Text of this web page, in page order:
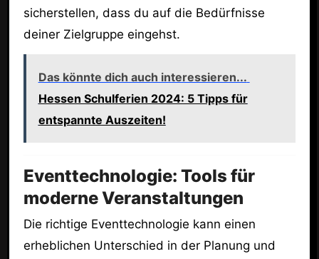
sicherstellen, dass du auf die Bedürfnisse
deiner Zielgruppe eingehst.
Das könnte dich auch interessieren...
Hessen Schulferien 2024: 5 Tipps für
entspannte Auszeiten!
Eventtechnologie: Tools für
moderne Veranstaltungen
Die richtige Eventtechnologie kann einen
erheblichen Unterschied in der Planung und